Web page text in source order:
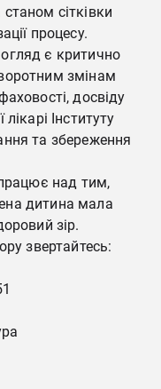
сітківки
процесу.
є критично
змінам
досвіду
Інституту
та збереження
над тим,
дитина мала
зір.
звертайтесь: